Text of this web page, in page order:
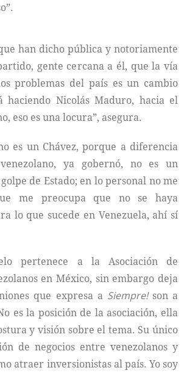
han dicho pública y notoriamente
gente cercana a él, que la vía
problemas del país es un cambio
haciendo Nicolás Maduro, hacia el
eso es una locura”, asegura.
es un Chávez, porque a diferencia
ya gobernó, no es un
de Estado; en lo personal no me
me preocupa que no se haya
lo que sucede en Venezuela, ahí sí
pertenece a la Asociación de
en México, sin embargo deja
que expresa a Siempre!son a
es la posición de la asociación, ella
y visión sobre el tema. Su único
de negocios entre venezolanos y
atraer inversionistas al país. Yo soy